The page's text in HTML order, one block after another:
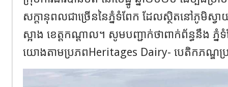
សក្តានុពលជាច្រើននៃភ្នំទំពែក ដែលស្ថិតនៅភូមិ
ស្អាង ខេត្តកណ្ដាល។ សូមបញ្ជាក់ថាពាក់ព័ន្ធនឹង ភ្
យោងតាមប្រភពHeritages Dairy-​ បេតិកភណ្ឌប្រ